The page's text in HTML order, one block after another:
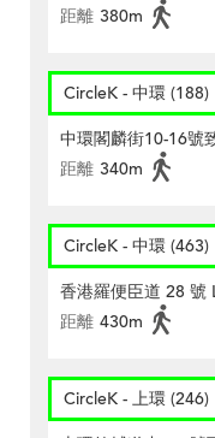
距離 380m
CircleK - 中環 (188)
中環閣麟街10-16號
距離 340m
CircleK - 中環 (463)
香港羅便臣道 28 號
距離 430m
CircleK - 上環 (246)